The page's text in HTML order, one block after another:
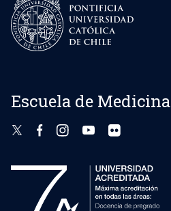
Escuela de Medicina